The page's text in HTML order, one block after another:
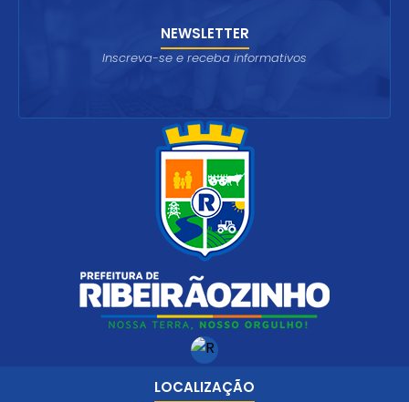
LOCALIZAÇÃO
NEWSLETTER
Inscreva-se e receba informativos